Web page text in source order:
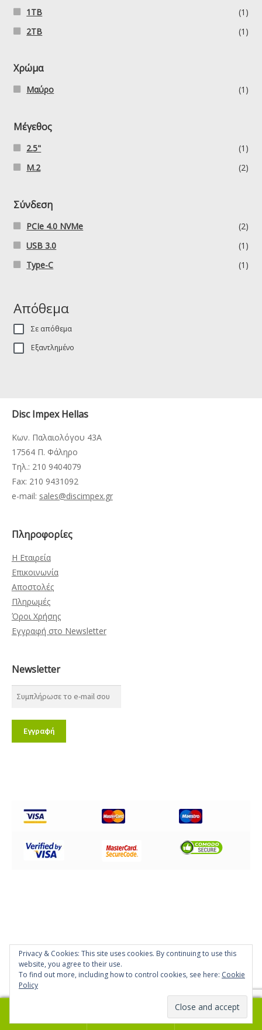
1TB
(1)
2TB
(1)
Χρώμα
Μαύρο (1)
Μέγεθος
2.5"
(1)
M.2
(2)
Σύνδεση
PCIe 4.0 NVMe
(2)
USB 3.0
(1)
Type-C
(1)
Απόθεμα
Σε απόθεμα
Εξαντλημένο
Disc Impex Hellas
Κων. Παλαιολόγου 43Α
17564 Π. Φάληρο
Τηλ.: 210 9404079
Fax: 210 9431092
e-mail: sales@discimpex.gr
Πληροφορίες
Η Εταιρεία
Επικοινωνία
Αποστολές
Πληρωμές
Όροι Χρήσης
Εγγραφή στο Newsletter
Newsletter
© Disc Impex Hellas 2026
Powered byPapaki Managed WordPress with WooCommerce
Αναζήτηση
Αναζήτηση
0
Privacy & Cookies: This site uses cookies. By continuing to use this
website, you agree to their use.
To find out more, including how to control cookies, see here: Cookie
Policy